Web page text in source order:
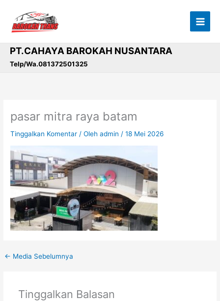
konten
PT.CAHAYA BAROKAH NUSANTARA
Telp/Wa.081372501325
pasar mitra raya batam
Tinggalkan Komentar / Olehadmin /18 Mei 2026
← Media Sebelumnya
Tinggalkan Balasan